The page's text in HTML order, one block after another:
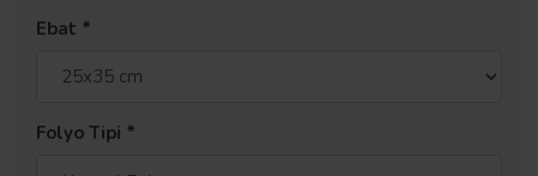
Ebat
Folyo Tipi